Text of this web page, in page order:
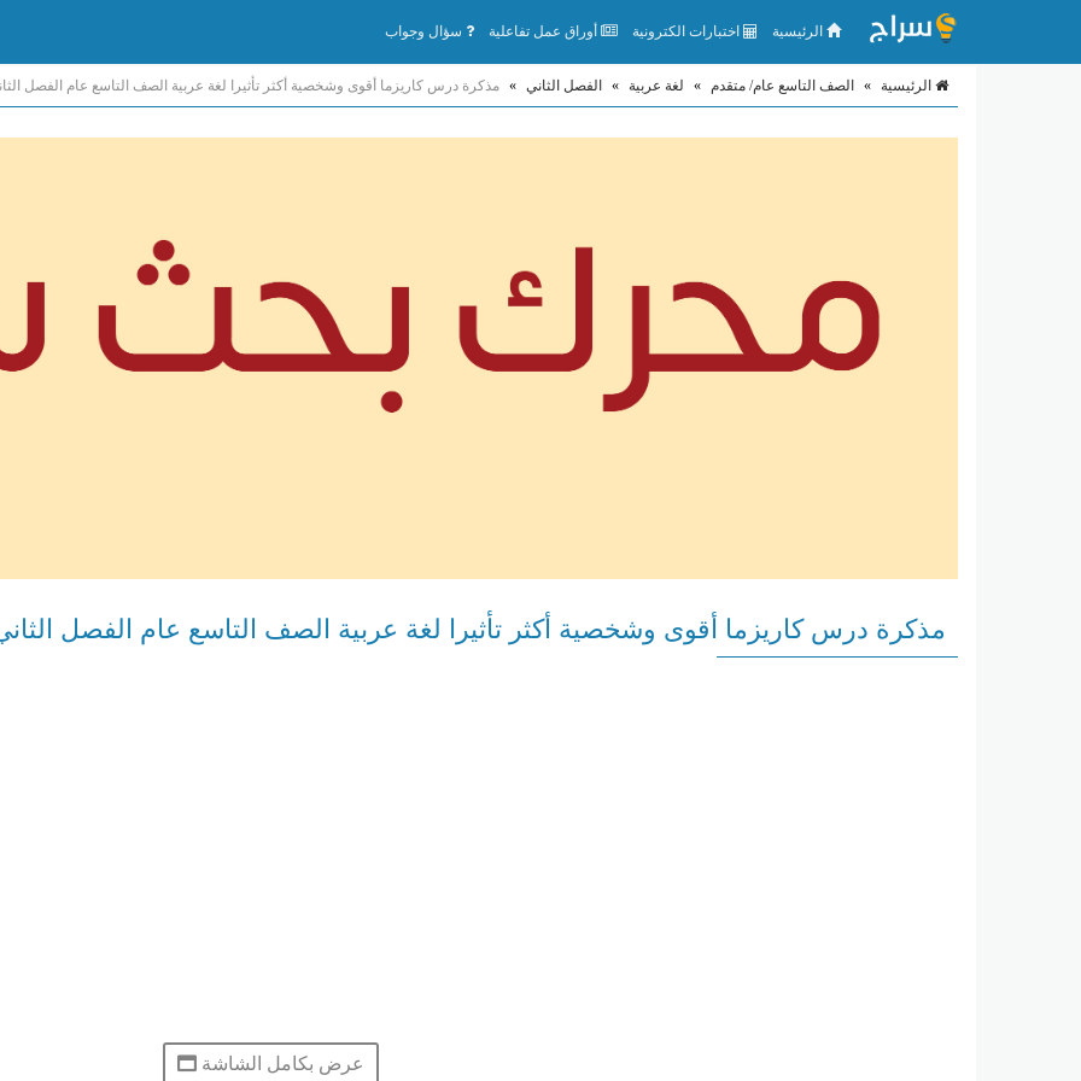
الرئيسية اختبارات الكترونية أوراق عمل تفاعلية سؤال وجواب
الرئيسية » الصف التاسع عام/ متقدم » لغة عربية » الفصل الثاني » مذكرة درس كاريزما أقوى وشخصية أكثر تأثيرا لغة عربية الصف التاسع عام الفصل
مذكرة درس كاريزما أقوى وشخصية أكثر تأثيرا لغة عربية الصف التاسع عام الفصل
عرض بكامل الشاشة